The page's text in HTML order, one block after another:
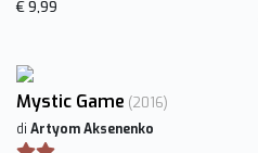
€ 9,99
Mystic Game (2016)
di Artyom Aksenenko